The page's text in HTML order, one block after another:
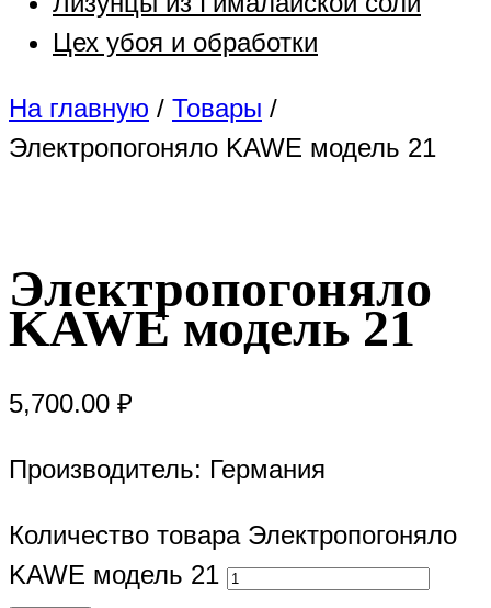
Цех убоя и обработки
На главную / Товары /
Электропогоняло KAWE модель 21
Электропогоняло
KAWE модель 21
5,700.00 ₽
Производитель: Германия
Количество товара Электропогоняло
KAWE модель 21